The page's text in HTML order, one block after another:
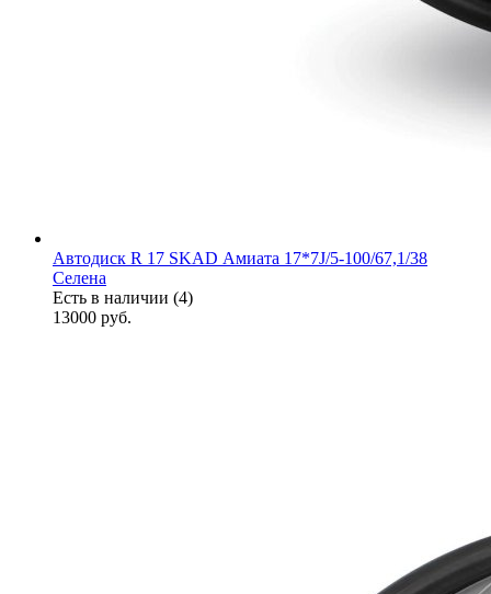
Автодиск R 17 SKAD Амиата 17*7J/5-100/67,1/38
Селена
Есть в наличии (4)
13000 руб.